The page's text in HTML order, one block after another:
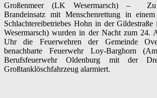
Großenmeer (LK Wesermarsch) – Zu
Brandeinsatz mit Menschenrettung in
Schlachtereibetriebes Hohn in der
Wesermarsch) wurden in der Nacht zum 24.
Uhr die Feuerwehren der Gemeinde
benachbarte Feuerwehr Loy-Barghorn
Berufsfeuerwehr Oldenburg mit der
Großtanklöschfahrzeug alarmiert.